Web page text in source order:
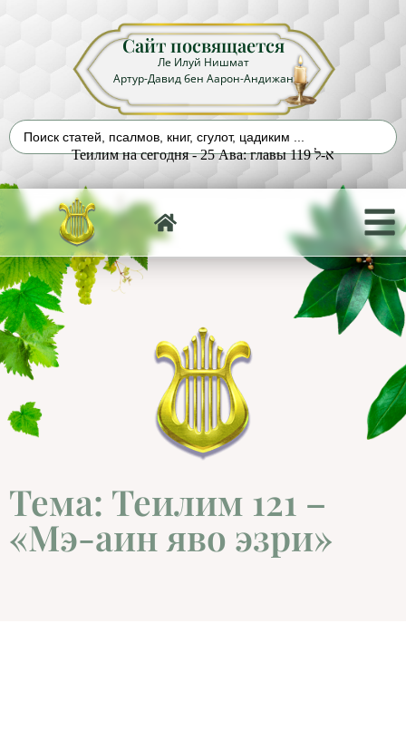
Сайт посвящается
Ле Илуй Нишмат
Артур-Давид бен Аарон-Андижан
Теилим на сегодня - 25 Ава: главы 119 א-ל
Тема: Теилим 121 –
«Мэ-аин яво эзри»